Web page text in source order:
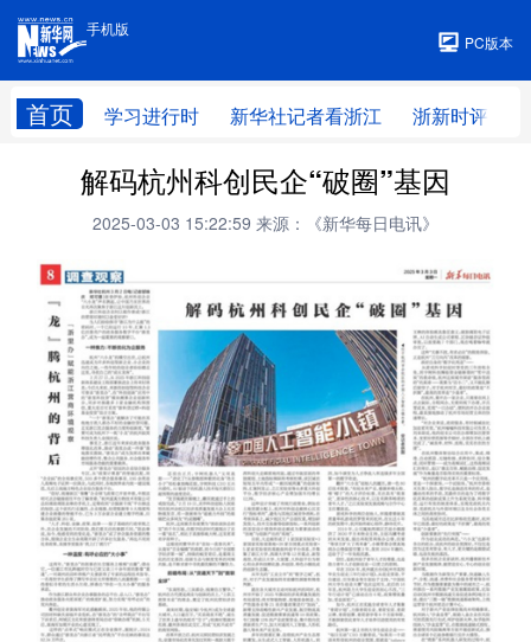
手机版
PC版本
首页 学习进行时 新华社记者看浙江 浙新时评
手机版
解码杭州科创民企“破圈”基因
2025-03-03 15:22:59 来源：《新华每日电讯》